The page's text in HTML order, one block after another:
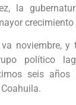
la
crecimiento
noviembre, y
político
seis